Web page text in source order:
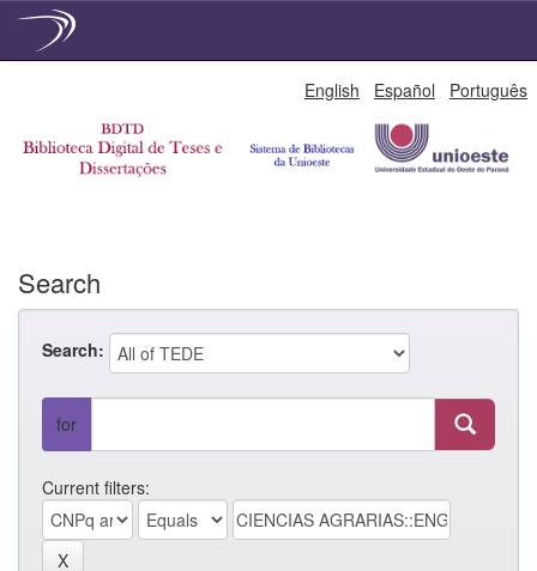
English Español Português
Search
Search:
for
Current filters: